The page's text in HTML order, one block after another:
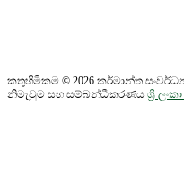
කතුහිමිකම © 2026 කර්මාන්ත
නිමැවුම සහ සම්බන්ධීකරණය ශ්‍රි